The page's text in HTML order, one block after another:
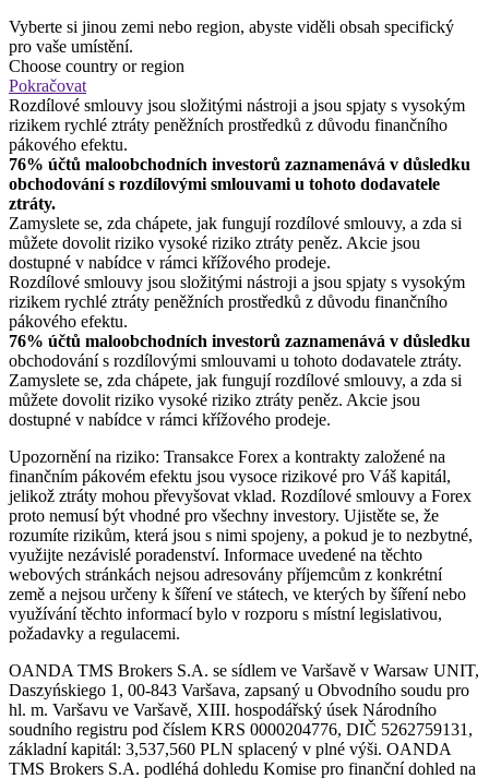
Vyberte si jinou zemi nebo region, abyste viděli obsah specifický
pro vaše umístění.
Choose country or region
Pokračovat
Rozdílové smlouvy jsou složitými nástroji a jsou spjaty s vysokým
rizikem rychlé ztráty peněžních prostředků z důvodu finančního
pákového efektu.
76% účtů maloobchodních investorů zaznamenává v důsledku
obchodování s rozdílovými smlouvami u tohoto dodavatele
ztráty.
Zamyslete se, zda chápete, jak fungují rozdílové smlouvy, a zda si
můžete dovolit riziko vysoké riziko ztráty peněz. Akcie jsou
dostupné v nabídce v rámci křížového prodeje.
Rozdílové smlouvy jsou složitými nástroji a jsou spjaty s vysokým
rizikem rychlé ztráty peněžních prostředků z důvodu finančního
pákového efektu.
76% účtů maloobchodních investorů zaznamenává v důsledku
obchodování s rozdílovými smlouvami u tohoto dodavatele ztráty.
Zamyslete se, zda chápete, jak fungují rozdílové smlouvy, a zda si
můžete dovolit riziko vysoké riziko ztráty peněz. Akcie jsou
dostupné v nabídce v rámci křížového prodeje.
Upozornění na riziko: Transakce Forex a kontrakty založené na
finančním pákovém efektu jsou vysoce rizikové pro Váš kapitál,
jelikož ztráty mohou převyšovat vklad. Rozdílové smlouvy a Forex
proto nemusí být vhodné pro všechny investory. Ujistěte se, že
rozumíte rizikům, která jsou s nimi spojeny, a pokud je to nezbytné,
využijte nezávislé poradenství. Informace uvedené na těchto
webových stránkách nejsou adresovány příjemcům z konkrétní
země a nejsou určeny k šíření ve státech, ve kterých by šíření nebo
využívání těchto informací bylo v rozporu s místní legislativou,
požadavky a regulacemi.
OANDA TMS Brokers S.A. se sídlem ve Varšavě v Warsaw UNIT,
Daszyńskiego 1, 00-843 Varšava, zapsaný u Obvodního soudu pro
hl. m. Varšavu ve Varšavě, XIII. hospodářský úsek Národního
soudního registru pod číslem KRS 0000204776, DIČ 5262759131,
základní kapitál: 3,537,560 PLN splacený v plné výši. OANDA
TMS Brokers S.A. podléhá dohledu Komise pro finanční dohled na